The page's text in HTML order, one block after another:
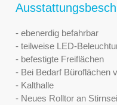
- ebenerdig befahrbar
- teilweise LED-
- befestigte Freiflächen
- Bei Bedarf Büroflächen
- Kalthalle
- Neues Rolltor an